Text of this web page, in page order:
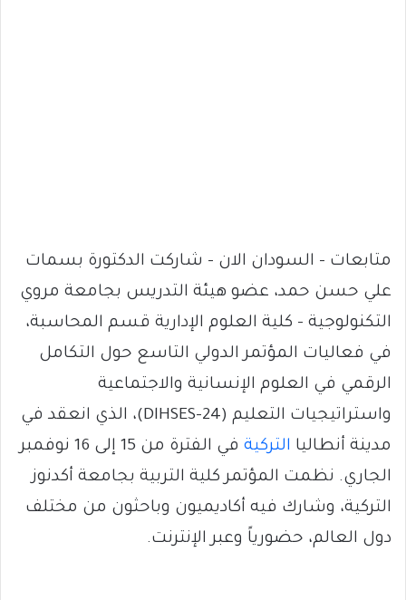
متابعات – السودان الان – شاركت الدكتورة بسمات
علي حسن حمد، عضو هيئة التدريس بجامعة مروي
التكنولوجية – كلية العلوم الإدارية قسم المحاسبة،
في فعاليات المؤتمر الدولي التاسع حول التكامل
الرقمي في العلوم الإنسانية والاجتماعية
واستراتيجيات التعليم (DlHSES-24)، الذي انعقد في
مدينة أنطاليا التركية
في الفترة من 15 إلى 16 نوفمبر
الجاري. نظمت المؤتمر كلية التربية بجامعة أكدنوز
التركية، وشارك فيه أكاديميون وباحثون من مختلف
دول العالم، حضورياً وعبر الإنترنت.